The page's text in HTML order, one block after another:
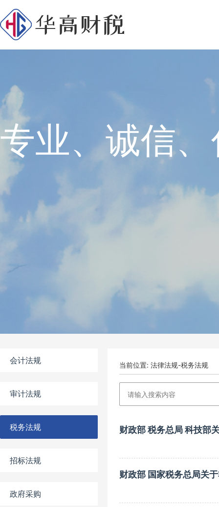
专业、诚信
会计法规
审计法规
税务法规
招标法规
政府采购
当前位置: 法律法规-税务法规
财政部 税务总局 科技部
财政部 国家税务总局关